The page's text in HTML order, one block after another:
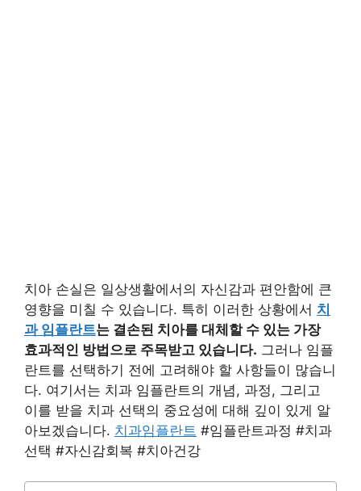
치아 손실은 일상생활에서의 자신감과 편안함에 큰
영향을 미칠 수 있습니다. 특히 이러한 상황에서 치
과 임플란트는 결손된 치아를 대체할 수 있는 가장
효과적인 방법으로 주목받고 있습니다. 그러나 임플
란트를 선택하기 전에 고려해야 할 사항들이 많습니
다. 여기서는 치과 임플란트의 개념, 과정, 그리고
이를 받을 치과 선택의 중요성에 대해 깊이 있게 알
아보겠습니다. 치과임플란트 #임플란트과정 #치과
선택 #자신감회복 #치아건강